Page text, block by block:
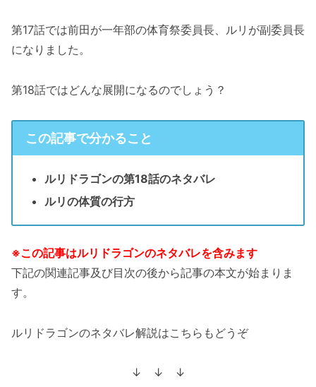
第17話では前田が一年部の体育祭委員長、ルリが副委員長
になりました。
第18話ではどんな展開になるのでしょう？
この記事で分かること
ルリドラゴンの第18話のネタバレ
ルリの体質の行方
※この記事はルリドラゴンのネタバレを含みます
下記の関連記事及び目次の後から記事の本文が始まりま
す。
ルリドラゴンのネタバレ解説はこちらもどうぞ
↓ ↓ ↓